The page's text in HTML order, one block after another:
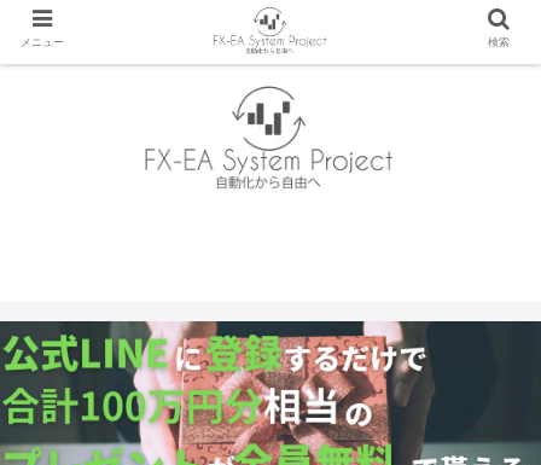
メニュー 検索